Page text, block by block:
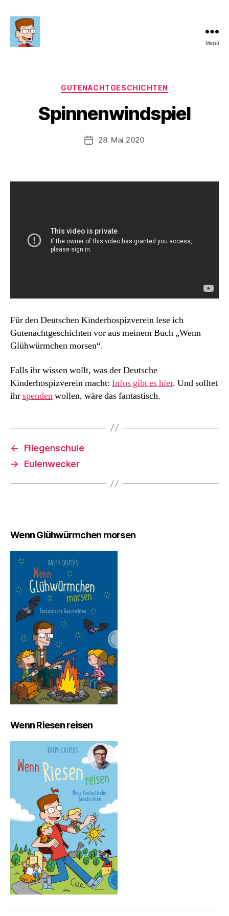
Menü
Kategorien
GUTENACHTGESCHICHTEN
Spinnenwindspiel
Beitragsdatum
28. Mai 2020
Für den Deutschen Kinderhospizverein lese ich
Gutenachtgeschichten vor aus meinem Buch „Wenn
Glühwürmchen morsen“.
Falls ihr wissen wollt, was der Deutsche
Kinderhospizverein macht: Infos gibt es hier. Und solltet
ihrspendenwollen, wäre das fantastisch.
←
Fliegenschule
→
Eulenwecker
Wenn Glühwürmchen morsen
Wenn Riesen reisen